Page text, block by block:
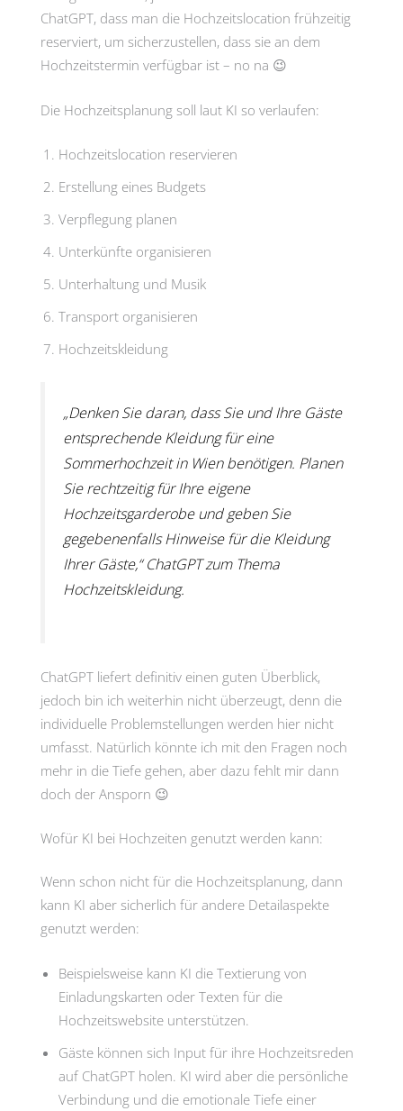
ChatGPT, dass man die Hochzeitslocation frühzeitig
reserviert, um sicherzustellen, dass sie an dem
Hochzeitstermin verfügbar ist – no na 😉
Die Hochzeitsplanung soll laut KI so verlaufen:
Hochzeitslocation reservieren
Erstellung eines Budgets
Verpflegung planen
Unterkünfte organisieren
Unterhaltung und Musik
Transport organisieren
Hochzeitskleidung
„Denken Sie daran, dass Sie und Ihre Gäste
entsprechende Kleidung für eine
Sommerhochzeit in Wien benötigen. Planen
Sie rechtzeitig für Ihre eigene
Hochzeitsgarderobe und geben Sie
gegebenenfalls Hinweise für die Kleidung
Ihrer Gäste,“ ChatGPT zum Thema
Hochzeitskleidung.
ChatGPT liefert definitiv einen guten Überblick,
jedoch bin ich weiterhin nicht überzeugt, denn die
individuelle Problemstellungen werden hier nicht
umfasst. Natürlich könnte ich mit den Fragen noch
mehr in die Tiefe gehen, aber dazu fehlt mir dann
doch der Ansporn 😉
Wofür KI bei Hochzeiten genutzt werden kann:
Wenn schon nicht für die Hochzeitsplanung, dann
kann KI aber sicherlich für andere Detailaspekte
genutzt werden:
Beispielsweise kann KI die Textierung von
Einladungskarten oder Texten für die
Hochzeitswebsite unterstützen.
Gäste können sich Input für ihre Hochzeitsreden
auf ChatGPT holen. KI wird aber die persönliche
Verbindung und die emotionale Tiefe einer